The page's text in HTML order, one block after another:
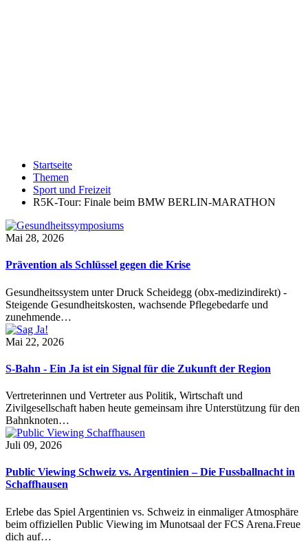
Startseite
Themen
Sport und Freizeit
R5K-Tour: Finale beim BMW BERLIN-MARATHON
Mai 28, 2026
Prävention als Schlüssel gegen die Krise
Gesundheitssystem unter Druck Scheidegg (obx-medizindirekt) -
Steigende Gesundheitskosten, wachsende Pflegebedarfe und
zunehmende…
Mai 22, 2026
S-Bahn - Ein Ja ist ein Signal für die Zukunft der Region
Vertreterinnen und Vertreter aus Politik, Wirtschaft und
Zivilgesellschaft haben heute gemeinsam ihre Unterstützung für den
Bahnknoten…
Juli 09, 2026
Public Viewing Schweiz vs. Argentinien – Die Fussballnacht in
Schaffhausen
Erlebe das Spiel Argentinien vs. Schweiz in einmaliger Atmosphäre
beim offiziellen Public Viewing im Munotsaal der FCS Arena.Freue
dich auf…